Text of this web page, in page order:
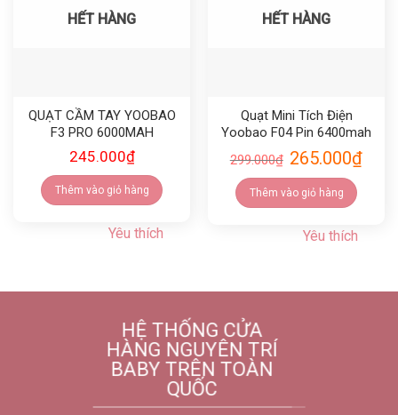
HẾT HÀNG
QUẠT CẦM TAY YOOBAO
F3 PRO 6000MAH
245.000₫
Thêm vào giỏ hàng
Yêu thích
HẾT HÀNG
Quạt Mini Tích Điện
Yoobao F04 Pin 6400mah
299.000₫ 265.000₫
Thêm vào giỏ hàng
Yêu thích
HỆ THỐNG CỬA
HÀNG NGUYÊN TRÍ
BABY TRÊN TOÀN
QUỐC